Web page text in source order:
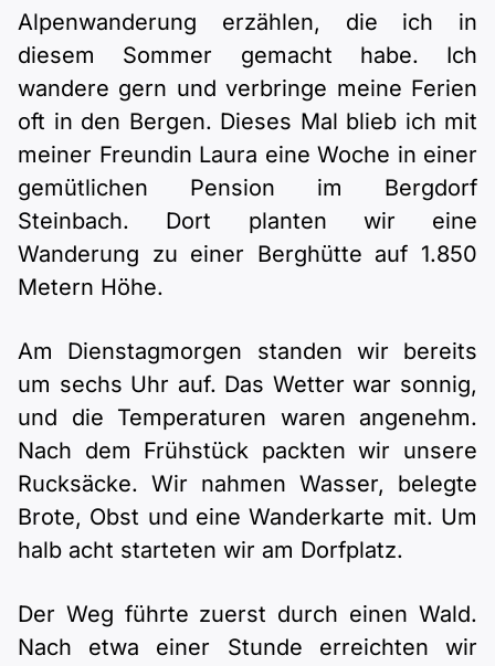
Pflege (telc)
A2 ÖIF
B1 telc
B1 Goethe
B1 ÖIF
B1 ÖSD
B1 Pflege (telc)
B2 telc
B2 Goethe
B2 Pflege (telc)
Mehr Tools
Online-Kurse
Einbürgerungstest
Spiele
Schulen & Kurse
Motivationsbriefe
Alpenwanderung erzählen, die ich in
diesem Sommer gemacht habe. Ich
wandere gern und verbringe meine Ferien
oft in den Bergen. Dieses Mal blieb ich mit
meiner Freundin Laura eine Woche in einer
gemütlichen Pension im Bergdorf
Steinbach. Dort planten wir eine
Wanderung zu einer Berghütte auf 1.850
Metern Höhe.
Am Dienstagmorgen standen wir bereits
um sechs Uhr auf. Das Wetter war sonnig,
und die Temperaturen waren angenehm.
Nach dem Frühstück packten wir unsere
Rucksäcke. Wir nahmen Wasser, belegte
Brote, Obst und eine Wanderkarte mit. Um
halb acht starteten wir am Dorfplatz.
Der Weg führte zuerst durch einen Wald.
Nach etwa einer Stunde erreichten wir